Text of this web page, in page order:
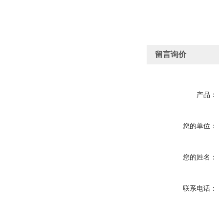
留言询价
产品：
您的单位：
您的姓名：
联系电话：